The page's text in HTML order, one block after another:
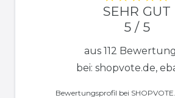
SEHR GUT
5 / 5
aus 112
bei: shopvote.de,
Bewertungsprofil bei